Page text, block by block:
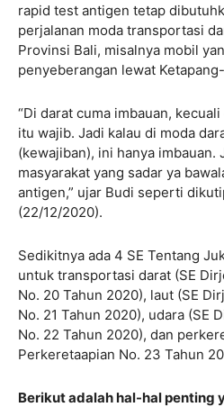
rapid test antigen tetap
perjalanan moda transportasi
Provinsi Bali, misalnya mobil
penyeberangan lewat
“Di darat cuma imbauan,
itu wajib. Jadi kalau di moda
(kewajiban), ini hanya imbauan.
masyarakat yang sadar ya
antigen,” ujar Budi seperti
(22/12/2020).
Sedikitnya ada 4 SE Tentang
untuk transportasi darat (SE
No. 20 Tahun 2020), laut (SE
No. 21 Tahun 2020), udara (SE
No. 22 Tahun 2020), dan
Perkeretaapian No. 23 Tahun
Berikut adalah hal-hal penting